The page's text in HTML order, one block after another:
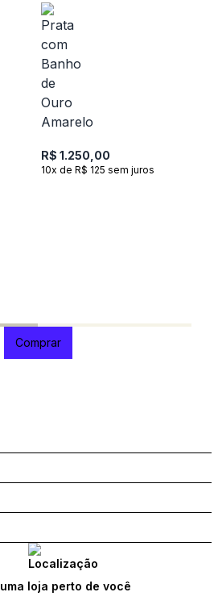
R$ 1.250,00
10x de R$ 125 sem juros
Comprar
loja perto de você